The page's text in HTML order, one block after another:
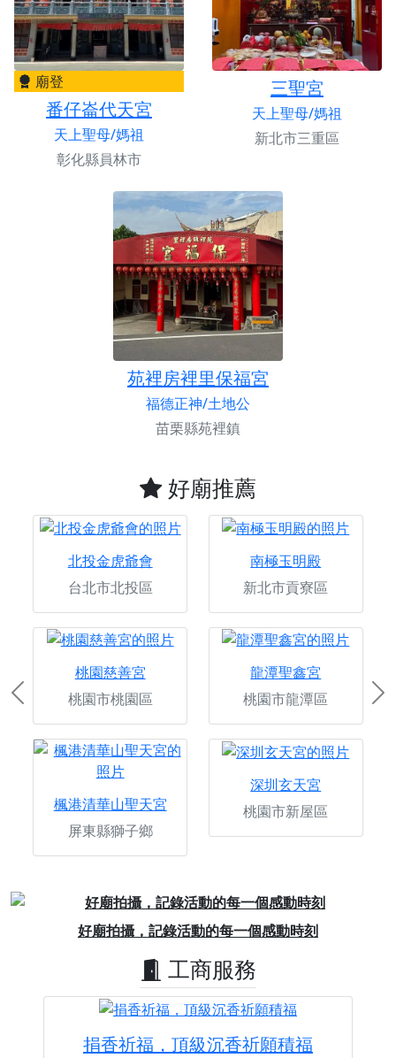
廟登
番仔崙代天宮
天上聖母/媽祖
彰化縣員林市
三聖宮
天上聖母/媽祖
新北市三重區
苑裡房裡里保福宮
福德正神/土地公
苗栗縣苑裡鎮
好廟推薦
北投金虎爺會
台北市北投區
南極玉明殿
新北市貢寮區
桃園慈善宮
桃園市桃園區
龍潭聖鑫宮
桃園市龍潭區
楓港清華山聖天宮
屏東縣獅子鄉
深圳玄天宮
桃園市新屋區
Previous
好廟拍攝，記錄活動的每一個感動時刻
Previous
工商服務
捐香祈福，頂級沉香祈願積福